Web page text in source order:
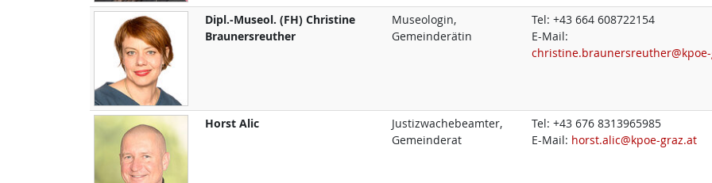
Dipl.-Museol. (FH) Christine
Braunersreuther
Museologin,
Gemeinderätin
Tel:+43 664 608722154
E-Mail:
Horst Alic
Justizwachebeamter,
Gemeinderat
Tel:+43 676 8313965985
E-Mail: horst.alic@kpoe-graz.at